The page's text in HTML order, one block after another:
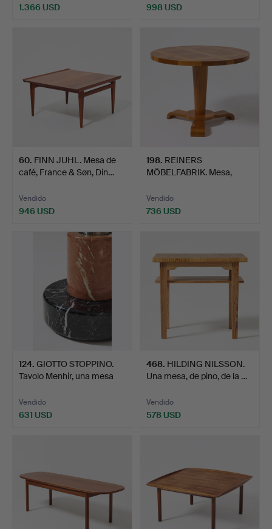
1.366 USD
998 USD
60. FINN JUHL. Mesa de
café, France & Søn, Din…
Vendido
946 USD
198. REINERS
MÖBELFABRIK. Mesa,
Vendido
736 USD
124. GIOTTO STOPPINO.
Tavolo Menhir, una mesa
Vendido
631 USD
468. HILDING NILSSON.
Una mesa, de pino, de la …
Vendido
578 USD